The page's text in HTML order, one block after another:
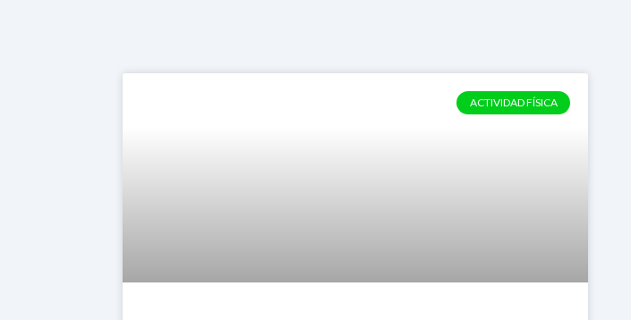
ACTIVIDAD FÍSICA